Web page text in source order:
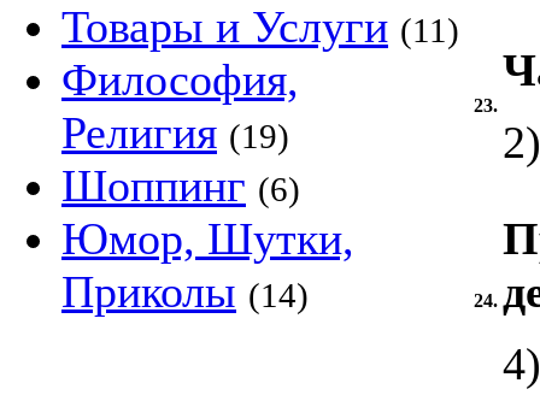
Товары и Услуги (11)
Философия,
Религия (19)
Шоппинг (6)
Юмор, Шутки,
Приколы (14)
23.
24.